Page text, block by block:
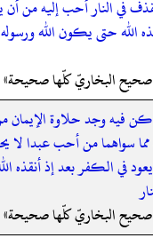
في النار أحب إليه من
الله حتى يكون الله
البخاريّ كلّها صحيحة»
فيه وجد حلاوة الإيمان
سواهما من أحب عبدا لا
في الكفر بعد إذ أنقذه
البخاريّ كلّها صحيحة»